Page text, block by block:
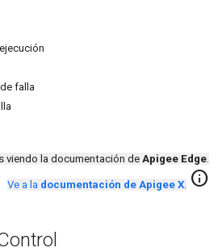
falla
viendo la documentación de Apigee Edge.
Ve a la documentación de Apigee X. info